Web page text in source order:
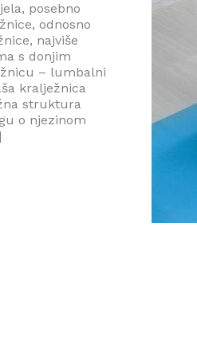
posebno
odnosno
najviše
s donjim
– lumbalni
kralježnica
struktura
o njezinom